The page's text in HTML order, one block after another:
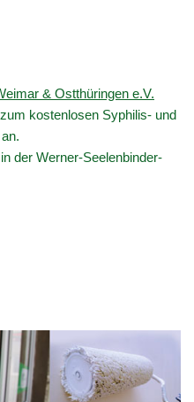
& Ostthüringen e.V.
kostenlosen Syphilis- und
der Werner-Seelenbinder-